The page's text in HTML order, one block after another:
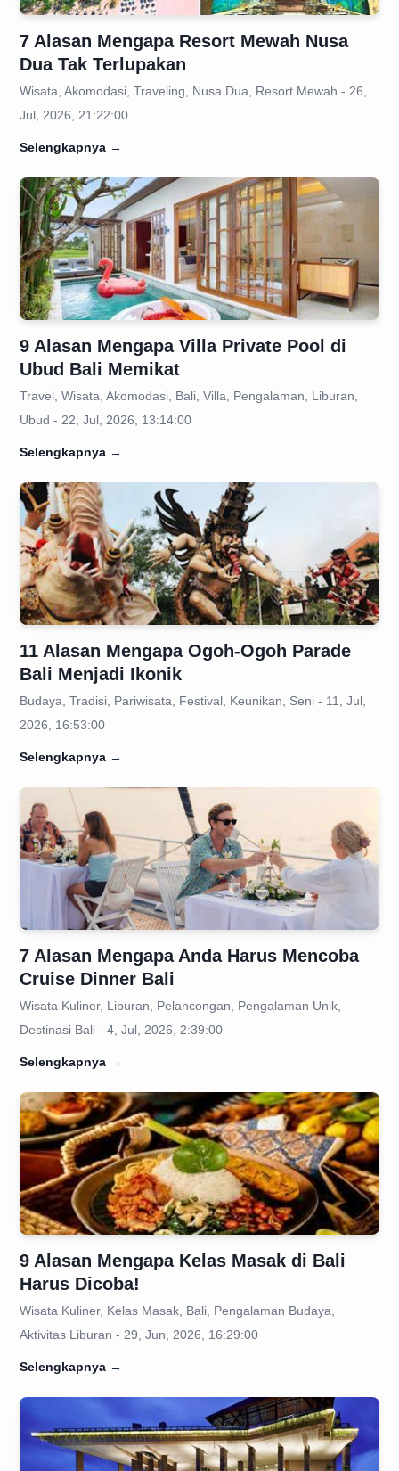
7 Alasan Mengapa Resort Mewah Nusa
Dua Tak Terlupakan
Wisata, Akomodasi, Traveling, Nusa Dua, Resort Mewah - 26,
Jul, 2026, 21:22:00
Selengkapnya →
9 Alasan Mengapa Villa Private Pool di
Ubud Bali Memikat
Travel, Wisata, Akomodasi, Bali, Villa, Pengalaman, Liburan,
Ubud - 22, Jul, 2026, 13:14:00
Selengkapnya →
11 Alasan Mengapa Ogoh-Ogoh Parade
Bali Menjadi Ikonik
Budaya, Tradisi, Pariwisata, Festival, Keunikan, Seni - 11, Jul,
2026, 16:53:00
Selengkapnya →
7 Alasan Mengapa Anda Harus Mencoba
Cruise Dinner Bali
Wisata Kuliner, Liburan, Pelancongan, Pengalaman Unik,
Destinasi Bali - 4, Jul, 2026, 2:39:00
Selengkapnya →
9 Alasan Mengapa Kelas Masak di Bali
Harus Dicoba!
Wisata Kuliner, Kelas Masak, Bali, Pengalaman Budaya,
Aktivitas Liburan - 29, Jun, 2026, 16:29:00
Selengkapnya →